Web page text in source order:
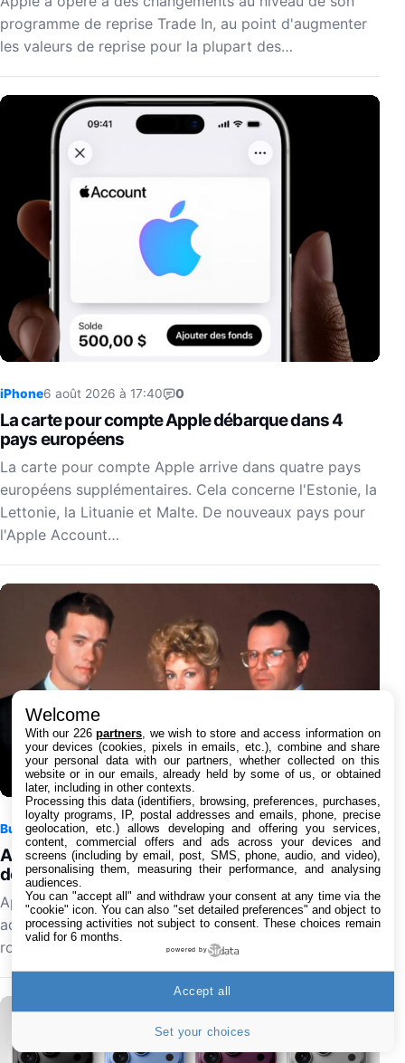
programme de reprise Trade In, au point d'augmenter
les valeurs de reprise pour la plupart des…
iPhone6 août 2026 à 17:40 0
La carte pour compte Apple débarque dans 4
pays européens
La carte pour compte Apple arrive dans quatre pays
européens supplémentaires. Cela concerne l'Estonie, la
Lettonie, la Lituanie et Malte. De nouveaux pays pour
l'Apple Account…
Business6 août 2026 à 17:20 0
Apple TV abandonne le projet de série Le Bûcher
des Vanités après des désaccords créatifs
Apple TV ne donnera finalement pas suite à son
adaptation de l'œuvre Le Bûcher des Vanités, célèbre
roman de Tom Wolfe consacré aux excès de Wall…
Welcome
With our 226partners , we wish to store and access information on
your devices (cookies, pixels in emails, etc.), combine and share
your personal data with our partners, whether collected on this
website or in our emails, already held by some of us, or obtained
later, including in other contexts.
Processing this data (identifiers, browsing, preferences, purchases,
loyalty programs, IP, postal addresses and emails, phone, precise
geolocation, etc.) allows developing and offering you services,
content, commercial offers and ads across your devices and
screens (including by email, post, SMS, phone, audio, and video),
personalising them, measuring their performance, and analysing
audiences.
You can "accept all" and withdraw your consent at any time via the
"cookie" icon. You can also "set detailed preferences" and object to
processing activities not subject to consent. These choices remain
valid for 6 months.
powered by
Set your choices
Accept all